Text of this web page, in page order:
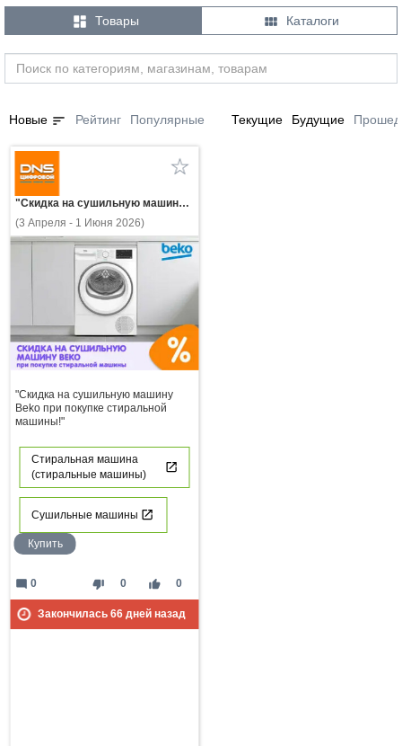
 Товары  Каталоги
Новые sort Рейтинг Популярные Текущие Будущие
"Скидка на сушильную машину Beko при покупке стиральной машины!"
(3 Апреля - 1 Июня 2026)
"Скидка на сушильную машину
Beko при покупке стиральной
машины!"
Стиральная машина
(стиральные машины)
Сушильные машины
Купить
thumb_down 0 thumb_up 0
mode_comment 0
Закончилась 66дней назад